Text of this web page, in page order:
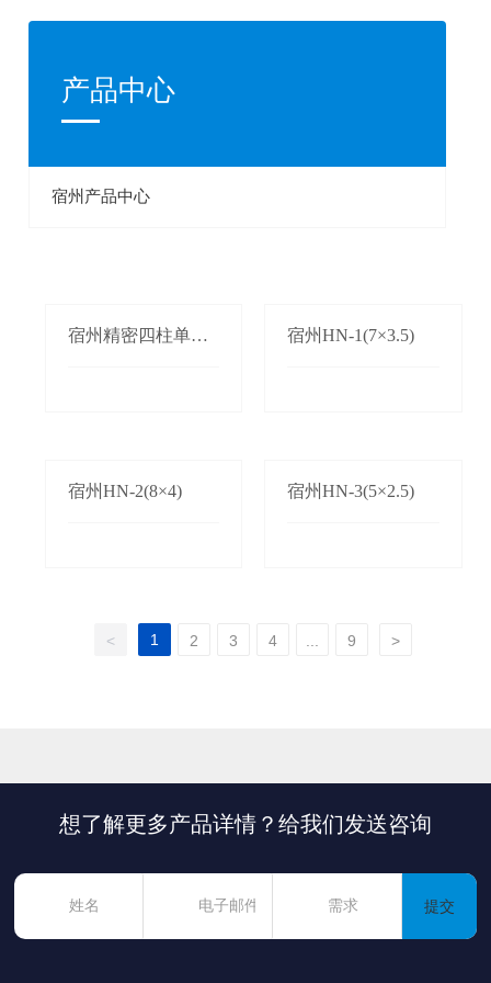
产品中心
宿州产品中心
宿州精密四柱单双
宿州HN-1(7×3.5)
宿州HN-2(8×4) 宿州HN-3(5×2.5)
< 1 2 3 4 9 >
想了解更多产品详情？给我们发送咨询
提交